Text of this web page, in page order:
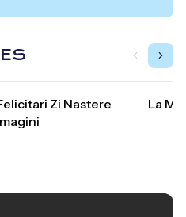
Zi Nastere
La